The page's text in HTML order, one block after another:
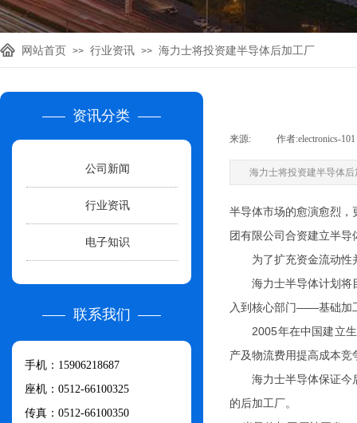
网站首页 >> 行业资讯 >> 海力士将投资建半导体后加工厂
公司新闻
行业资讯
电子知识
资讯分类
联系我们
手机：15906218687
座机：0512-66100325
传真：0512-66100350
来源: 作者:electronics-101
海力士将投资建半导体后
半导体市场的愈演愈烈
团有限公司合资建立半
为了扩充资金流动性并
海力士半导体计划将目
入到核心部门——基础加
2005年在中国建立生
产及物流费用提高成本
海力士半导体保证今后
的后加工厂。